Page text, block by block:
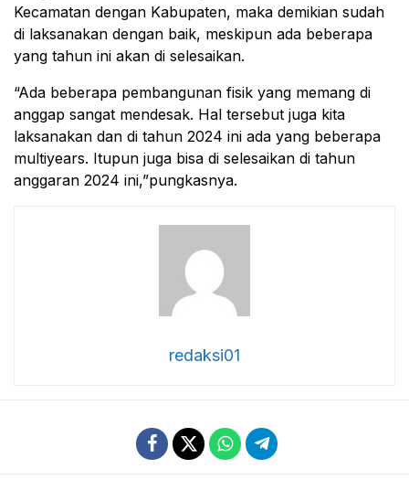
Kecamatan dengan Kabupaten, maka demikian sudah
di laksanakan dengan baik, meskipun ada beberapa
yang tahun ini akan di selesaikan.
“Ada beberapa pembangunan fisik yang memang di
anggap sangat mendesak. Hal tersebut juga kita
laksanakan dan di tahun 2024 ini ada yang beberapa
multiyears. Itupun juga bisa di selesaikan di tahun
anggaran 2024 ini,”pungkasnya.
redaksi01